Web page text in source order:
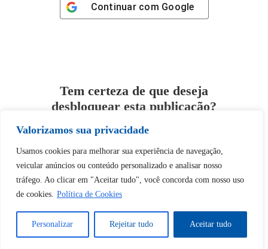
Valorizamos sua privacidade
Usamos cookies para melhorar sua experiência de navegação,
veicular anúncios ou conteúdo personalizado e analisar nosso
tráfego. Ao clicar em "Aceitar tudo", você concorda com nosso uso
de cookies. Política de Cookies
Personalizar Rejeitar tudo Aceitar tudo
Continuar com Google
Tem certeza de que deseja
desbloquear esta publicação?
Sim Não